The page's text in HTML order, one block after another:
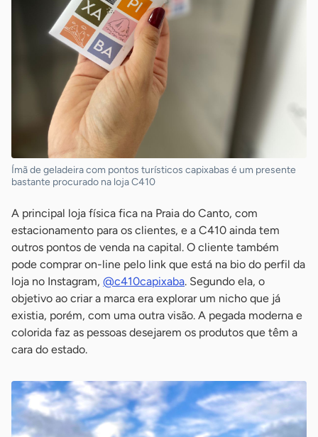
Ímã de geladeira com pontos turísticos capixabas é um presente
bastante procurado na loja C410
A principal loja física fica na Praia do Canto, com
estacionamento para os clientes, e a C410 ainda tem
outros pontos de venda na capital. O cliente também
pode comprar on-line pelo link que está na bio do perfil da
loja no Instagram, @c410capixaba. Segundo ela, o
objetivo ao criar a marca era explorar um nicho que já
existia, porém, com uma outra visão. A pegada moderna e
colorida faz as pessoas desejarem os produtos que têm a
cara do estado.